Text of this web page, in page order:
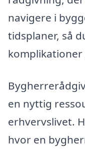
navigere i
tidsplaner, så
en nyttig
erhvervslivet.
hvor en